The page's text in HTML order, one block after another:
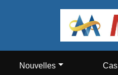
Nouvelles Cas